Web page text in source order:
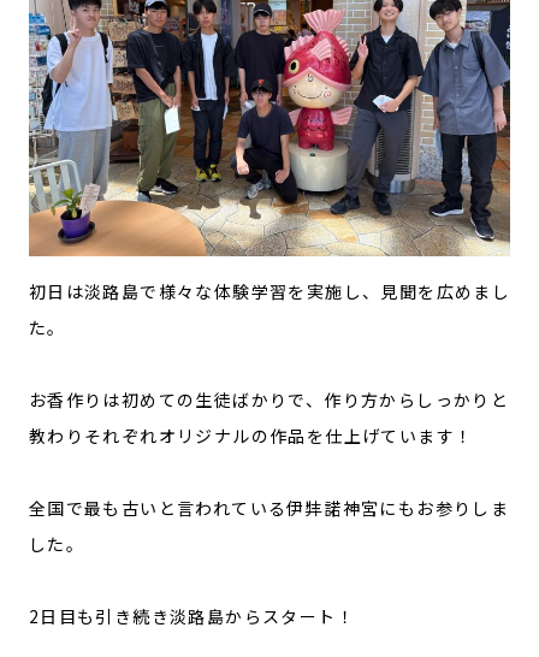
初日は淡路島で様々な体験学習を実施し、見聞を広めまし
た。
お香作りは初めての生徒ばかりで、作り方からしっかりと
教わりそれぞれオリジナルの作品を仕上げています！
全国で最も古いと言われている伊弉諾神宮にもお参りしま
した。
2日目も引き続き淡路島からスタート！